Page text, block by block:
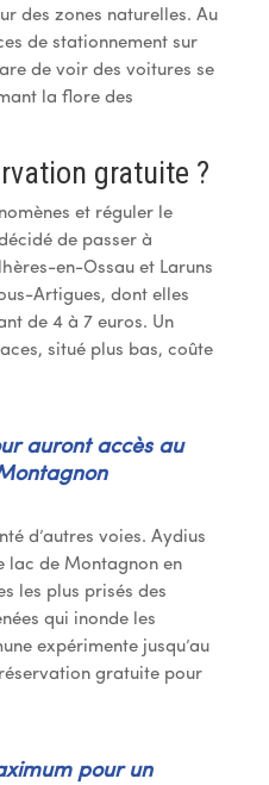
des zones naturelles. Au
de stationnement sur
de voir des voitures se
la flore des
gratuite ?
et réguler le
de passer à
en-Ossau et Laruns
Artigues, dont elles
de 4 à 7 euros. Un
situé plus bas, coûte
auront accès au
d’autres voies. Aydius
lac de Montagnon en
les plus prisés des
qui inonde les
expérimente jusqu’au
gratuite pour
pour un